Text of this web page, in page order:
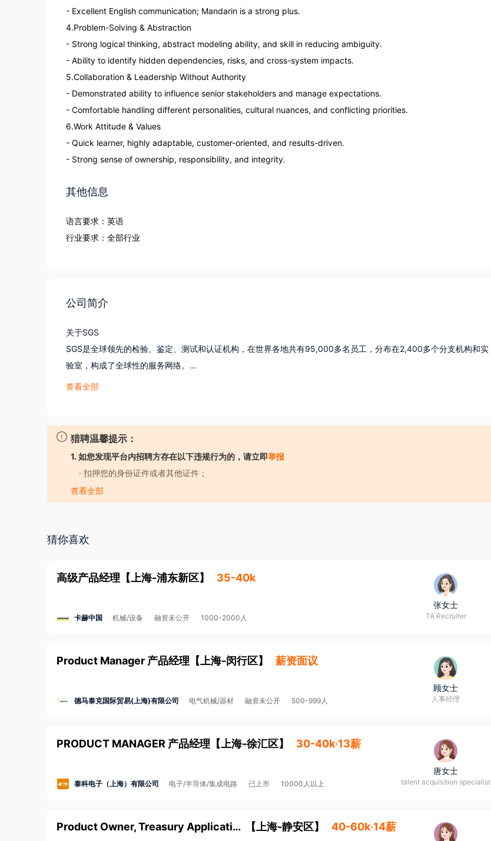
- Excellent English communication; Mandarin is a strong plus.
4.Problem-Solving & Abstraction
- Strong logical thinking, abstract modeling ability, and skill in reducing ambiguity.
- Ability to identify hidden dependencies, risks, and cross-system impacts.
5.Collaboration & Leadership Without Authority
- Demonstrated ability to influence senior stakeholders and manage expectations.
- Comfortable handling different personalities, cultural nuances, and conflicting priorities.
6.Work Attitude & Values
- Quick learner, highly adaptable, customer-oriented, and results-driven.
- Strong sense of ownership, responsibility, and integrity.
其他信息
语言要求：英语
行业要求：全部行业
公司简介
关于SGS
SGS是全球领先的检验、鉴定、测试和认证机构，在世界各地共有95,000多名员工，分布在2,400多个分支机构和实
验室，构成了全球性的服务网络。
SGS通标标准技术服务有限公司由SGS集团和隶属于国家质检总局系统的中国标准科技集团共同于1991年成立，现已
信任，更助力本土及全球客户加速业务成功、提升可持续发展竞争力。
作为优秀的企业公民，SGS连续四年入选道琼斯可持续发展全球指数。SGS始终以负责任的态度经营企业、回馈社
会。如在全国各分支机构持续开展捐资助学、爱心支教、扶贫帮困、赈灾救危、保护环境等公益活动；并对办公场所
我们的荣誉
入选富时社会责任指数，其是首个度量符合全球公认企业责任标准的公司公司表现的指数系列。在中国，SGS十年荣
查看全部
猎聘温馨提示：
1. 如您发现平台内招聘方存在以下违规行为的，请立即举报
· 扣押您的身份证件或者其他证件；
· 要求您提供担保人、担保金或者以其他名义向您收取财物（ 如培训费、体检费、资料费、置装费、押金等）；
· 强迫您入股或者向您集资；
· 发布虚假招聘广告信息；
2. 如您应聘的岗位属于涉外劳务合作/海外岗位的，请务必核实招聘方对外劳务合作资质取得情况，同时注意自身资
查看全部
猜你喜欢
高级产品经理 【 上海-浦东新区】 35-40k
卡赫中国 机械/设备 融资未公开 1000-2000人
张女士
TA Recruiter
Product Manager 产品经理 【 上海-闵行区】 薪资面议
德马泰克国际贸易(上海)有限公司 电气机械/器材 融资未公开 500-999人
顾女士
人事经理
PRODUCT MANAGER 产品经理 【 上海-徐汇区】 30-40k·13薪
泰科电子（上海）有限公司 电子/半导体/集成电路 已上市 10000人以上
唐女士
talent acquisition specialist
Product Owner, Treasury Applications 【 上海-静安区】 40-60k·14薪